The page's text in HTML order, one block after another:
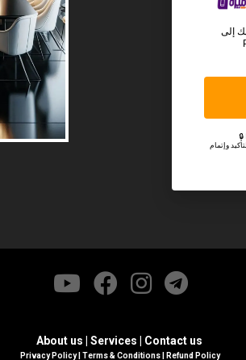
إلى
وإتمام
About us Services Contact us
Privacy Policy| Terms & Conditions Refund Policy